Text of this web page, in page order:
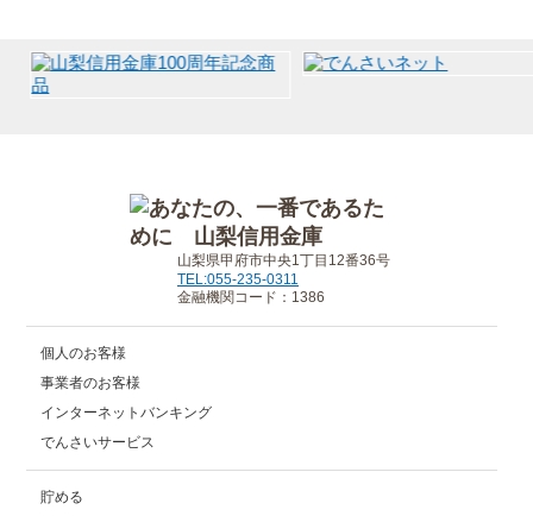
山梨県甲府市中央1丁目12番36号
TEL:055-235-0311
金融機関コード：1386
個人のお客様
事業者のお客様
インターネットバンキング
でんさいサービス
貯める